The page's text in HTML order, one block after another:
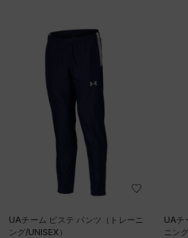
UAチーム ピステ パンツ（トレーニ
ング/UNISEX）
UAチ
ニン